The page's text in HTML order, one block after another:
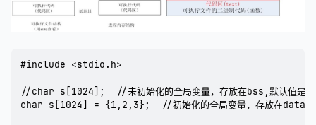
#include <stdio.h>
//char s[1024];  //未初始化的全局变量，存放在bss,默认值是0
char s[1024] = {1,2,3};  //初始化的全局变量，存放在data